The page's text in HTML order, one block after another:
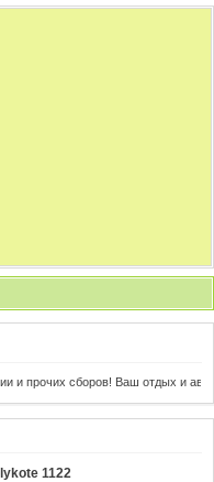
прочих сборов! Ваш отдых и
1122